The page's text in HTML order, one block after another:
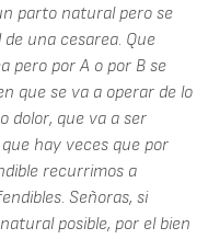
parto natural pero se
una cesarea. Que
pero por A o por B se
que se va a operar de lo
dolor, que va a ser
hay veces que por
recurrimos a
Señoras, si
posible, por el bien